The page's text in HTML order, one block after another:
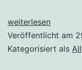
Schlangenöl
entfernt
weiterlesen
Veröffentlicht am
Kategorisiert als